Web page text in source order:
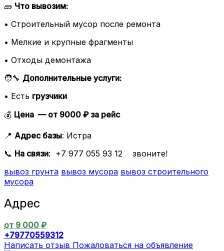
🧱 Что вывозим:
• Строительный мусор после ремонта
• Мелкие и крупные фрагменты
• Отходы демонтажа
🧑‍🔧 Дополнительные услуги:
• Есть грузчики
💰 Цена — от 9000 ₽ за рейс
📍 Адрес базы: Истра
📞 На связи: +7 977 055 93 12 звоните!
вывоз грунта вывоз мусора вывоз строительного
мусора
Адрес
от 9 000 ₽
+79770559312
Написать отзыв Пожаловаться на объявление